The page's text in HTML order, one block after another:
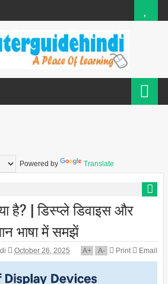
Powered by Translate
है? | डिस्प्ले डिवाइस और
भाषा में समझें
October 26, 2025 A+ A- Print Email